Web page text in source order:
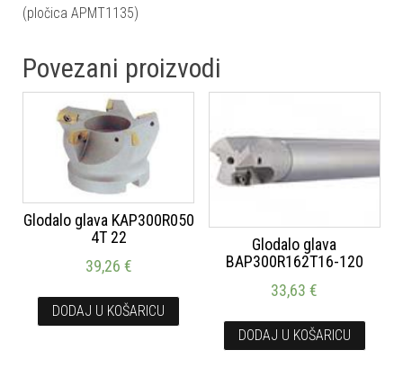
(pločica APMT1135)
Povezani proizvodi
Glodalo glava KAP300R050
4T 22
39,26 €
DODAJ U KOŠARICU
Glodalo glava
BAP300R162T16-120
33,63€
DODAJ U KOŠARICU